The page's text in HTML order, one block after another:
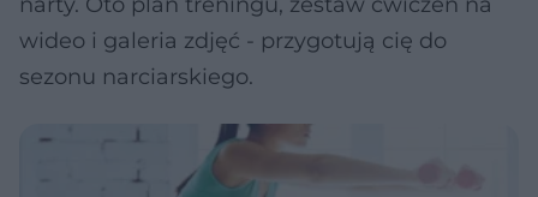
wideo i galeria zdjęć - przygotują cię do
sezonu narciarskiego.